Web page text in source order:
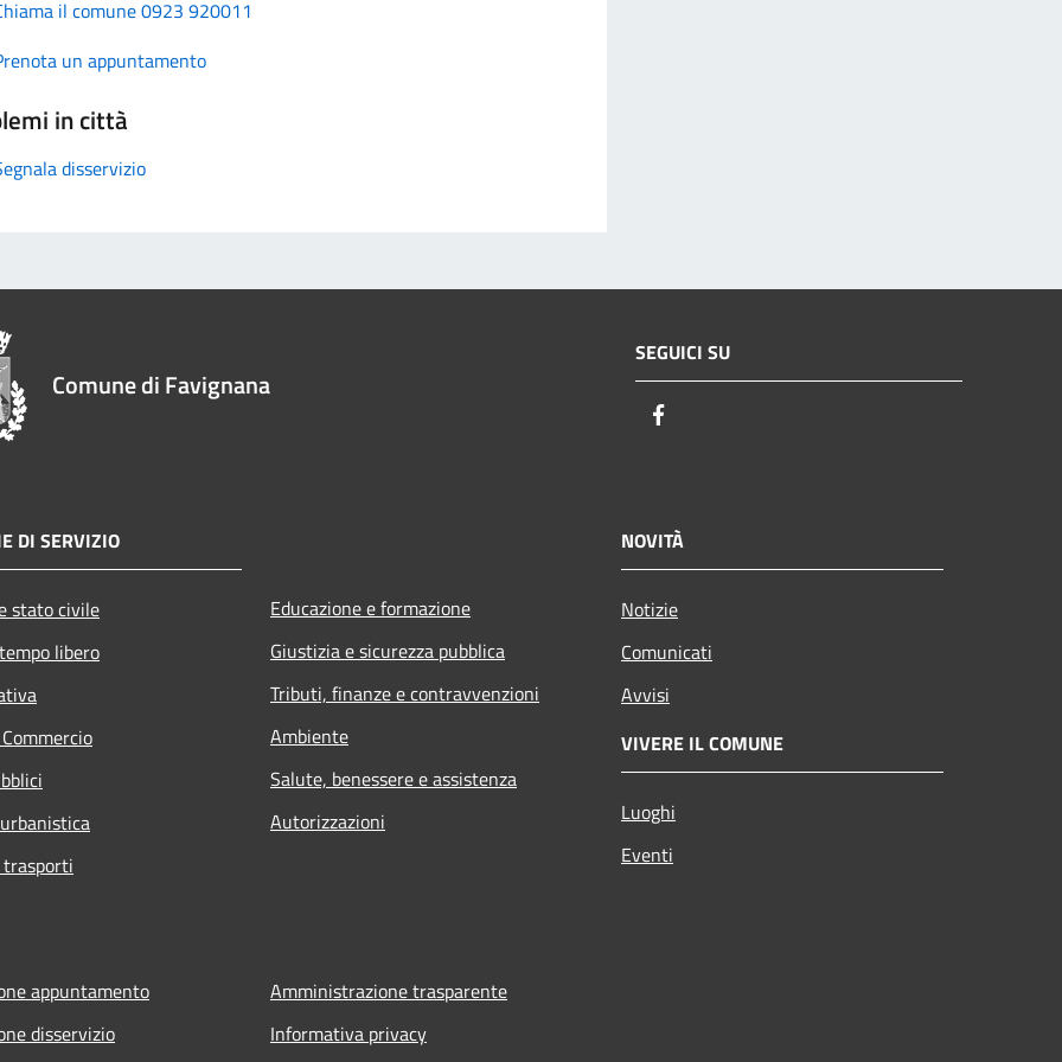
il comune 0923 920011
un appuntamento
in città
disservizio
Comune di Favignana
SEGUICI SU
DI SERVIZIO
stato civile
libero
Educazione e formazione
Giustizia e sicurezza pubblica
Tributi, finanze e contravvenzioni
Ambiente
Salute, benessere e assistenza
Autorizzazioni
NOVITÀ
Notizie
Comunicati
Avvisi
VIVERE IL COMUNE
Luoghi
Eventi
appuntamento
disservizio
Amministrazione trasparente
Informativa privacy